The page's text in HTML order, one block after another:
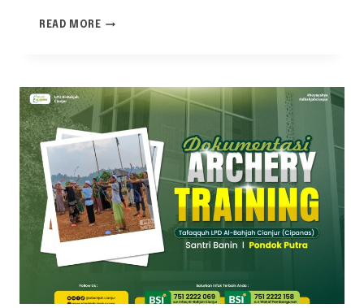
READ MORE BERKAH
BAHJAH
CIANJUR
1000
PAKET
AB
CHICKEN